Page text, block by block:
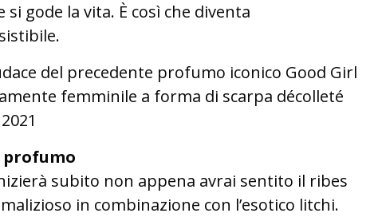
gode la vita. È così che diventa
del precedente profumo iconico Good Girl
femminile a forma di scarpa décolleté
profumo
subito non appena avrai sentito il ribes
in combinazione con l’esotico litchi.